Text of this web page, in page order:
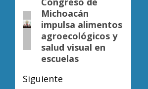
de
entradas
Entrada
anterior:
Michoacán
impulsa alimentos
agroecológicos y
salud visual en
escuelas
Siguiente